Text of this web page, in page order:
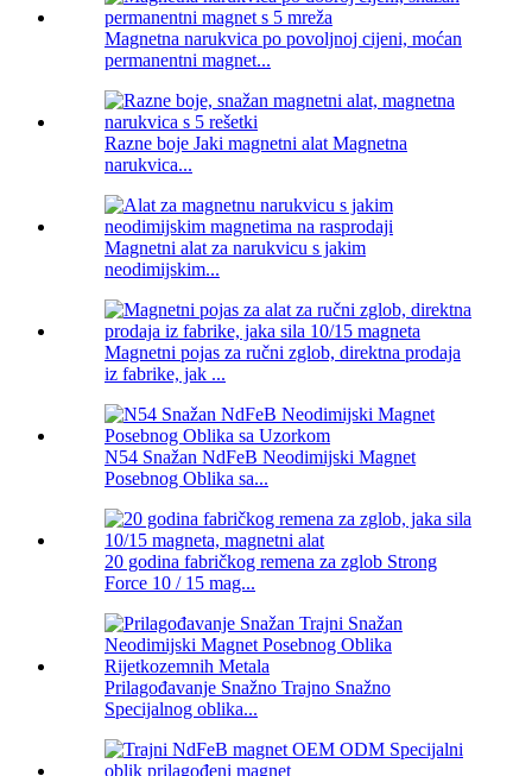
Magnetna narukvica po povoljnoj cijeni, moćan
permanentni magnet...
Razne boje Jaki magnetni alat Magnetna
narukvica...
Magnetni alat za narukvicu s jakim
neodimijskim...
Magnetni pojas za ručni zglob, direktna prodaja
iz fabrike, jak ...
N54 Snažan NdFeB Neodimijski Magnet
Posebnog Oblika sa...
20 godina fabričkog remena za zglob Strong
Force 10 / 15 mag...
Prilagođavanje Snažno Trajno Snažno
Specijalnog oblika...